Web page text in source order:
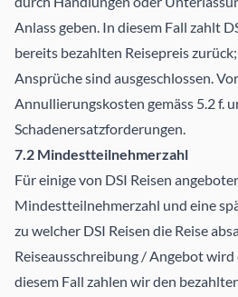
Anlass geben. In diesem Fall zahlt
bereits bezahlten Reisepreis
Ansprüche sind ausgeschlossen.
Annullierungskosten gemäss 5.2 f.
Schadenersatzforderungen.
7.2 Mindestteilnehmerzahl
Für einige von DSI Reisen
Mindestteilnehmerzahl und eine
zu welcher DSI Reisen die Reise
Reiseausschreibung / Angebot
diesem Fall zahlen wir den